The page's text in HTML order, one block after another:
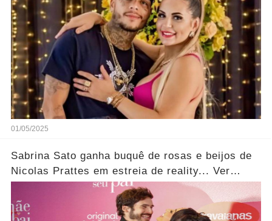
01/05/2025
Sabrina Sato ganha buquê de rosas e beijos de
Nicolas Prattes em estreia de reality... Ver